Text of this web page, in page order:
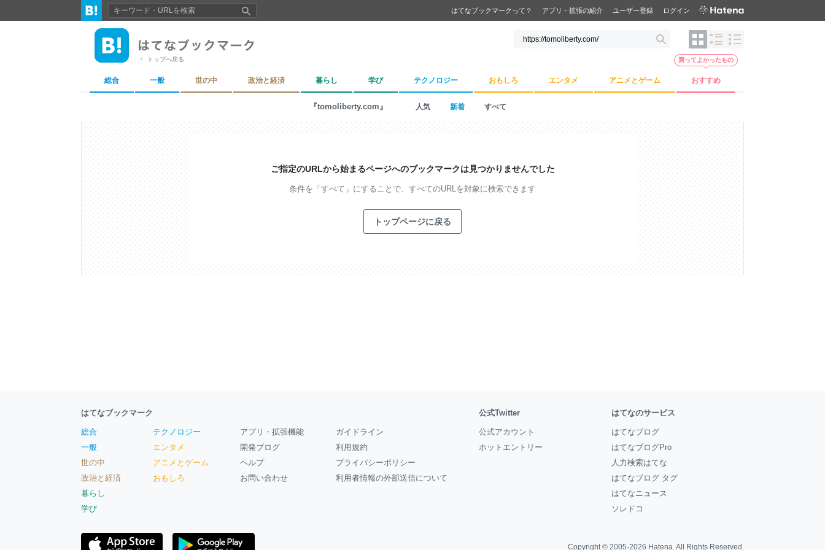
はてなブックマークって？ アプリ・拡張の紹介 ユーザー登録 ログイン
トップへ戻る
総合 一般 世の中 政治と経済 暮らし 学び テクノロジー おもしろ エンタメ アニメとゲーム おすすめ
買ってよかったもの
『tomoliberty.com』 人気 新着 すべて
ご指定のURLから始まるページへのブックマークは見つかりませんでした
条件を「すべて」にすることで、 すべてのURLを対象に検索できます
トップページに戻る
はてなブックマーク
総合
一般
世の中
政治と経済
暮らし
学び
テクノロジー
エンタメ
アニメとゲーム
おもしろ
アプリ・拡張機能
開発ブログ
ヘルプ
お問い合わせ
ガイドライン
利用規約
プライバシーポリシー
利用者情報の外部送信について
公式Twitter
公式アカウント
ホットエントリー
はてなのサービス
はてなブログ
はてなブログPro
人力検索はてな
はてなブログ タグ
はてなニュース
ソレドコ
Copyright © 2005-2026 Hatena. All Rights Reserved.